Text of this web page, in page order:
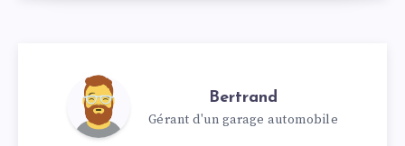
Bertrand
Gérant d'un garage automobile